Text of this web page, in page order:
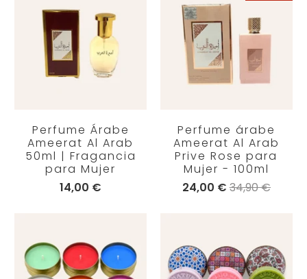
Perfume Árabe
Ameerat Al Arab
50ml | Fragancia
para Mujer
14,00 €
Perfume árabe
Ameerat Al Arab
Prive Rose para
Mujer - 100ml
24,00 €34,90 €